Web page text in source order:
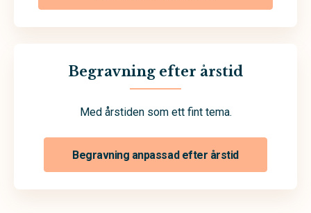
Begravning efter årstid
Med årstiden som ett fint tema.
Begravning anpassad efter årstid